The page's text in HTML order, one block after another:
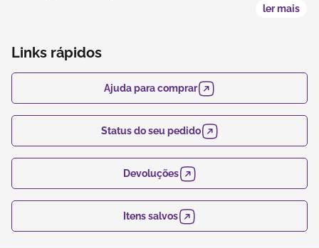
ler mais
Links rápidos
Ajuda para comprar
Status do seu pedido
Devoluções
Itens salvos